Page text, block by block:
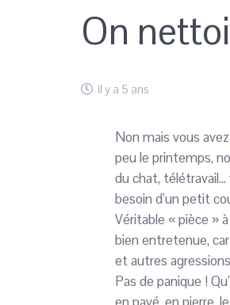
On
il y a 5 ans
Non mais vous
peu le printemps,
du chat,
besoin d’un petit
Véritable « pièce »
bien entretenue,
et autres
Pas de panique !